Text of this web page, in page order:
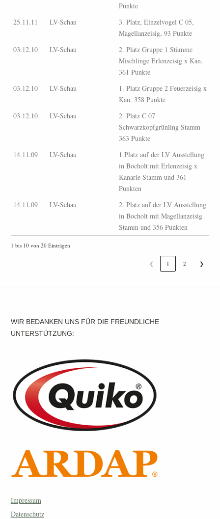
Punkte
25.11.11
LV-Schau
3. Platz, Einzelvogel C 05,
Magellanzeisig, 93 Punkte
03.12.10
LV-Schau
2. Platz Gruppe 1 Stämme
Mischlinge Erlenzeisig x Kan.
361 Punkte
03.12.10
LV-Schau
1. Platz Gruppe 2 Feuerzeisig x
Kan. 358 Punkte
03.12.10
LV-Schau
2. Platz C 07
Schwarzkopfgrünling Stamm
363 Punkte
14.11.09
LV-Schau
1.Platz auf der LV Ausstellung
in Bocholt mit Erlenzeisig x
Kanarie Stamm und 361
Punkten
14.11.09
LV-Schau
2. Platz auf der LV Ausstellung
in Bocholt mit Magellanzeisig
Stamm und 356 Punkten
1 bis 10 von 20 Einträgen
❮ 1 2 ❯
WIR BEDANKEN UNS FÜR DIE FREUNDLICHE
UNTERSTÜTZUNG:
Impressum
Datenschutz